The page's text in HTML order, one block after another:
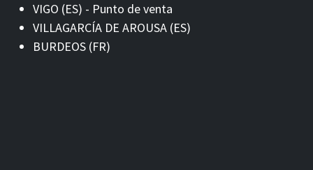
VIGO (ES) - Punto de venta
VILLAGARCÍA DE AROUSA (ES)
BURDEOS (FR)